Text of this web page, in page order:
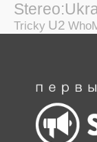
Tricky U2